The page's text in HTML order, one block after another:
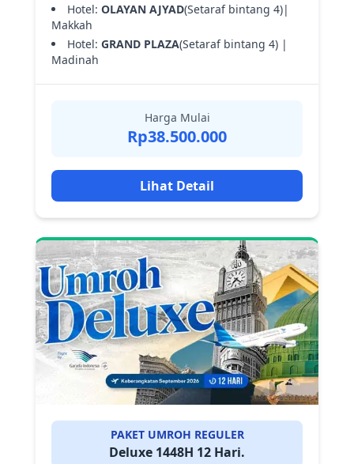
Hotel: OLAYAN AJYAD(Setaraf bintang 4)|
Makkah
Hotel: GRAND PLAZA(Setaraf bintang 4) |
Madinah
Harga Mulai
Rp38.500.000
Lihat Detail
PAKET UMROH REGULER
Deluxe 1448H 12 Hari.